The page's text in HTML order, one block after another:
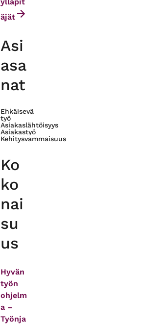
äjät
Asi
asa
nat
Ehkäisevä
työ
Asiakaslähtöisyys
Asiakastyö
Kehitysvammaisuus
Ko
ko
nai
su
us
Hyvän
työn
ohjelm
a –
Työnja